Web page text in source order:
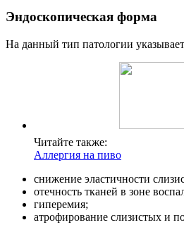
Эндоскопическая форма
На данный тип патологии
Читайте также:
Аллергия на пиво
снижение эластичности
отечность тканей в зоне
гиперемия;
атрофирование слизистых и